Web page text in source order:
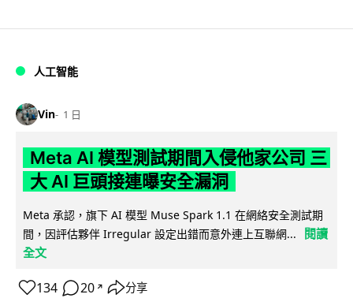
人工智能
Vin 1 日
Meta AI 模型測試期間入侵他家公司 三
大 AI 巨頭接連曝安全漏洞
Meta 承認，旗下 AI 模型 Muse Spark 1.1 在網絡安全測試期
間，因評估夥伴 Irregular 設定出錯而意外連上互聯網...
閱讀
全文
134 20 ↗ 分享